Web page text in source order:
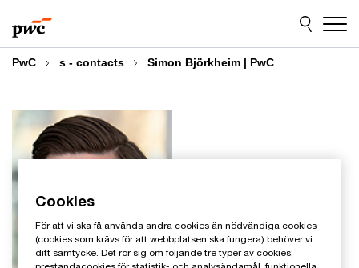
to
content
to
footer
PwC s - contacts Simon Björkheim | PwC
Cookies
För att vi ska få använda andra cookies än nödvändiga cookies
(cookies som krävs för att webbplatsen ska fungera) behöver vi
ditt samtycke. Det rör sig om följande tre typer av cookies;